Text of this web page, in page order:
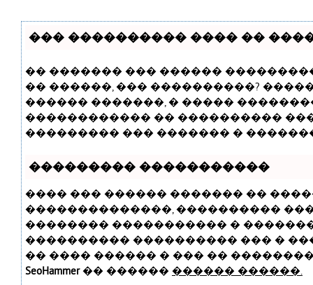
��� ���������� ���� ��
�� ������� ��� ������
�� ������, ��� ����������?
������ �������, � �����
������������ �� ����������
��������� ��� ������� �
��������� �����������
���� ��� ������ ������� ��
��������������, ����������
�������� ����������� �
���������� ���������� ��� �
�� ���� ������ � ��� ��
SeoHammer�� ������ ������ ������.